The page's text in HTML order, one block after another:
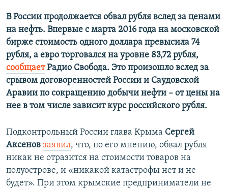
В России продолжается обвал рубля вслед за ценами
на нефть. Впервые с марта 2016 года на московской
бирже стоимость одного доллара превысила 74
рубля, а евро торговался на уровне 83,72 рубля,
сообщаетРадио Свобода. Это произошло вслед за
срывом договоренностей России и Саудовской
Аравии по сокращению добычи нефти – от цены на
нее в том числе зависит курс российского рубля.
Подконтрольный России глава Крыма Сергей
Аксенов заявил, что, по его мнению, обвал рубля
никак не отразится на стоимости товаров на
полуострове, и «никакой катастрофы нет и не
будет». При этом крымские предприниматели не